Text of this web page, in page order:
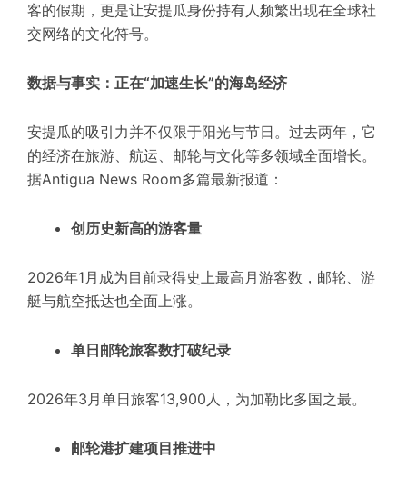
客的假期，更是让安提瓜身份持有人频繁出现在全球社
交网络的文化符号。
数据与事实：正在“加速生长”的海岛经济
安提瓜的吸引力并不仅限于阳光与节日。过去两年，它
的经济在旅游、航运、邮轮与文化等多领域全面增长。
据Antigua News Room多篇最新报道：
创历史新高的游客量
2026年1月成为目前录得史上最高月游客数，邮轮、游
艇与航空抵达也全面上涨。
单日邮轮旅客数打破纪录
2026年3月单日旅客13,900人，为加勒比多国之最。
邮轮港扩建项目推进中